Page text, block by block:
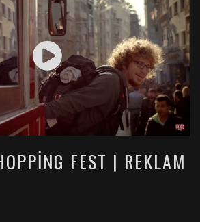
FEST | REKLAM